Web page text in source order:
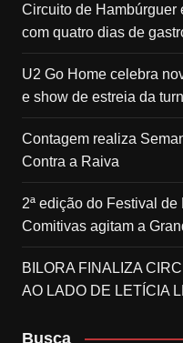
Circuito de Hambúrguer
com quatro dias de
U2 Go Home celebra
e show de estreia da
Contagem realiza
Contra a Raiva
2ª edição do Festival
Comitivas agitam a
BILORA FINALIZA
AO LADO DE LETÍCIA
Busca